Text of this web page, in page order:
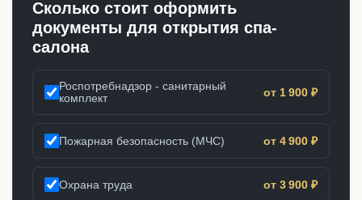
Сколько стоит оформить
документы для открытия спа-
салона
Роспотребнадзор - санитарный
комплект
от 1 900 ₽
Пожарная безопасность (МЧС) от 4 900 ₽
Охрана труда от 3 900 ₽